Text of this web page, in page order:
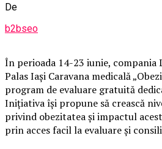
De
b2bseo
În perioada 14-23 iunie, compania
Palas Iași Caravana medicală
program de evaluare gratuită
Inițiativa își propune să crească
privind obezitatea și impactul
prin acces facil la evaluare și